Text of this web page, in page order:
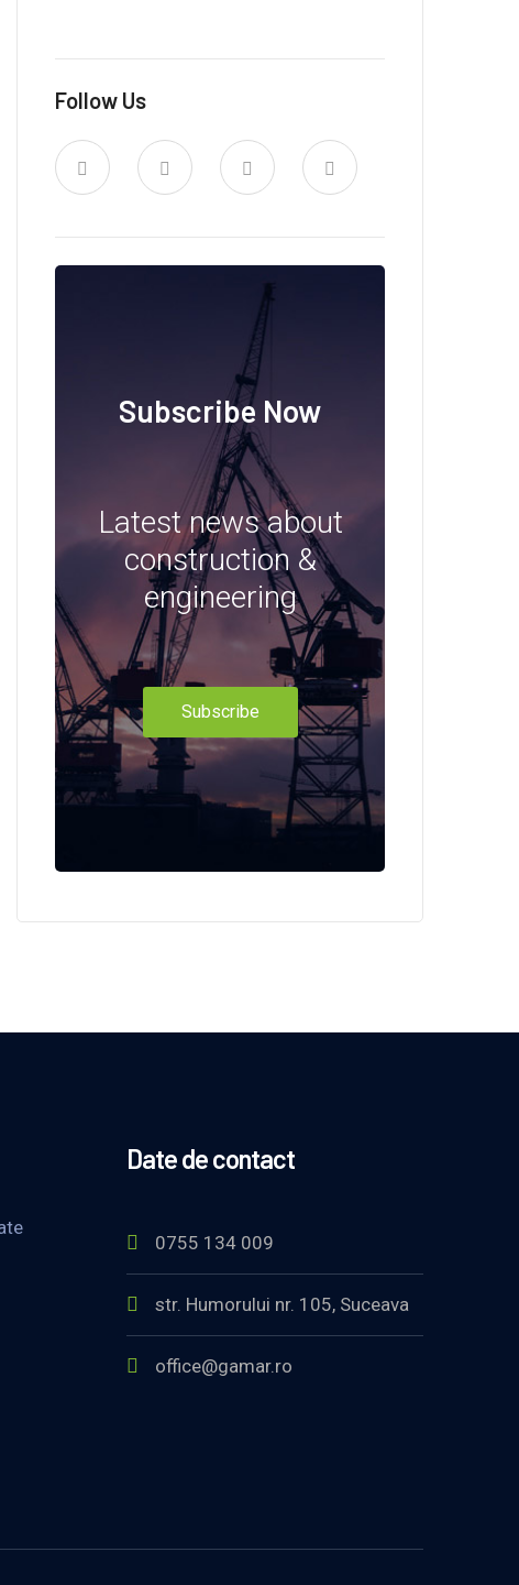
Follow Us
Subscribe Now
Latest news about
construction &
engineering
Subscribe
Date de contact
0755 134 009
str. Humorului nr. 105, Suceava
office@gamar.ro